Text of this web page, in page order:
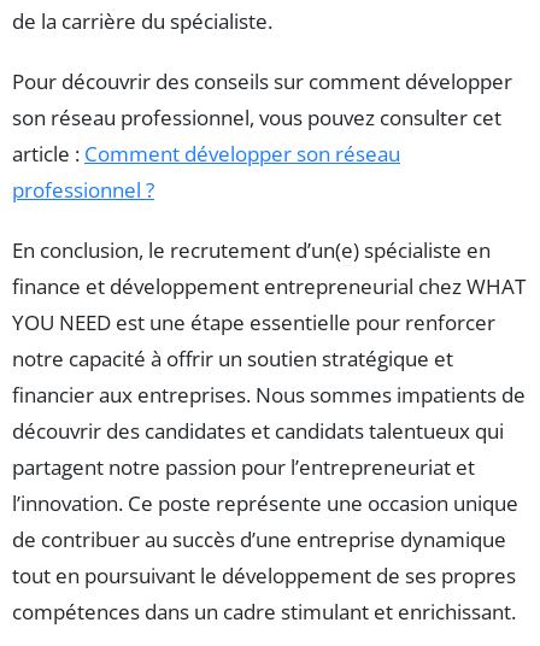
de la carrière du spécialiste.
Pour découvrir des conseils sur comment développer
son réseau professionnel, vous pouvez consulter cet
article : Comment développer son réseau
professionnel ?
En conclusion, le recrutement d’un(e) spécialiste en
finance et développement entrepreneurial chez WHAT
YOU NEED est une étape essentielle pour renforcer
notre capacité à offrir un soutien stratégique et
financier aux entreprises. Nous sommes impatients de
découvrir des candidates et candidats talentueux qui
partagent notre passion pour l’entrepreneuriat et
l’innovation. Ce poste représente une occasion unique
de contribuer au succès d’une entreprise dynamique
tout en poursuivant le développement de ses propres
compétences dans un cadre stimulant et enrichissant.